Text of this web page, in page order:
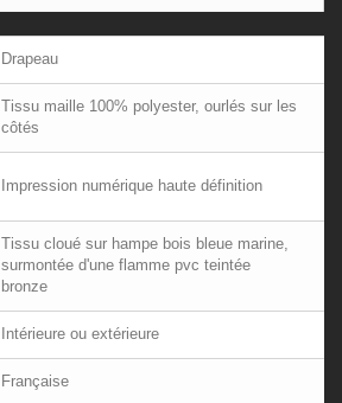
Drapeau
Tissu maille 100% polyester, ourlés sur les
côtés
Impression numérique haute définition
Tissu cloué sur hampe bois bleue marine,
surmontée d'une flamme pvc teintée
bronze
Intérieure ou extérieure
Française